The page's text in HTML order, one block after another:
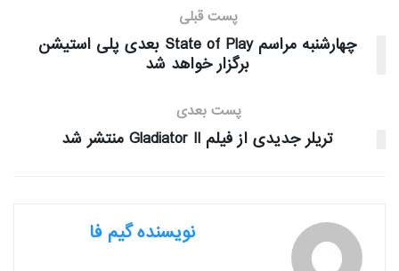
پست قبلی
چهارشنبه مراسم State of Play بعدی پلی استیشن
برگزار خواهد شد
پست بعدی
تریلر جدیدی از فیلم Gladiator II منتشر شد
نویسنده گیم فا